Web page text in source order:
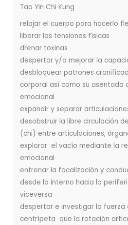
Tao Yin Chi Kung
relajar el cuerpo para hacerlo
liberar las tensiones físicas
drenar toxinas
despertar y/o mejorar la
desbloquear patrones
corporal así como su asentada
emocional
expandir y separar
desobstruir la libre circulación
(chi) entre articulaciones,
explorar el vacío mediante la
emocional
entrenar la focalización y
desde lo interno hacia la
viceversa
despertar e investigar la
centrípeta que la rotación